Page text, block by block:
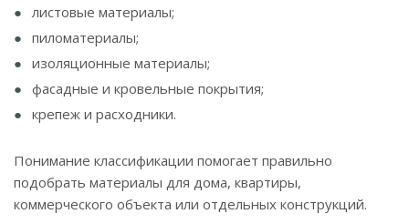
листовые материалы;
пиломатериалы;
изоляционные материалы;
фасадные и кровельные покрытия;
крепеж и расходники.
Понимание классификации помогает правильно
подобрать материалы для дома, квартиры,
коммерческого объекта или отдельных конструкций.